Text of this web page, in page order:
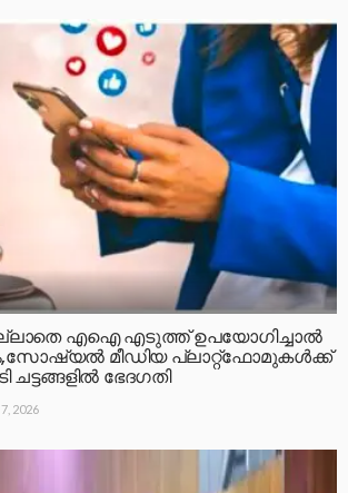
എഐ എടുത്ത് ഉപയോഗിച്ചാല്‍
മീഡിയ പ്ലാറ്റ്‌ഫോമുകള്‍ക്ക്
ഭേദഗതി
2026